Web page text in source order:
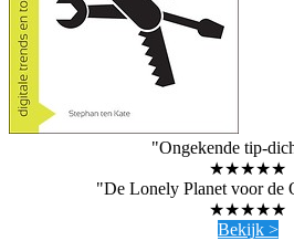
"Ongekende tip-
★★★★★
"De Lonely Planet voor de
★★★★★
Bekijk >